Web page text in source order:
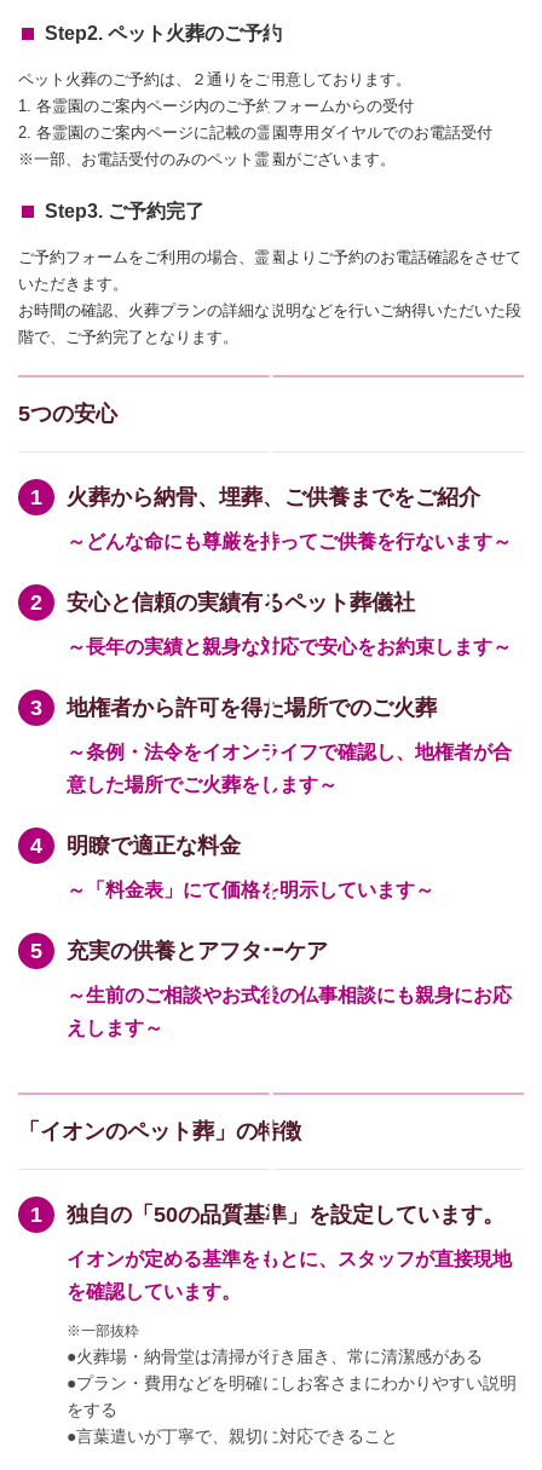
Step2. ペット火葬のご予約
ペット火葬のご予約は、２通りをご用意しております。
1. 各霊園のご案内ページ内のご予約フォームからの受付
2. 各霊園のご案内ページに記載の霊園専用ダイヤルでのお電話受付
※一部、お電話受付のみのペット霊園がございます。
Step3. ご予約完了
ご予約フォームをご利用の場合、霊園よりご予約のお電話確認をさせて
いただきます。
お時間の確認、火葬プランの詳細な説明などを行いご納得いただいた段
階で、ご予約完了となります。
5つの安心
火葬から納骨、埋葬、ご供養までをご紹介
～どんな命にも尊厳を持ってご供養を行ないます～
安心と信頼の実績有るペット葬儀社
～長年の実績と親身な対応で安心をお約束します～
地権者から許可を得た場所でのご火葬
～条例・法令をイオンライフで確認し、地権者が合
意した場所でご火葬をします～
明瞭で適正な料金
～「料金表」にて価格を明示しています～
充実の供養とアフターケア
～生前のご相談やお式後の仏事相談にも親身にお応
えします～
「イオンのペット葬」の特徴
独自の「50の品質基準」を設定しています。
イオンが定める基準をもとに、スタッフが直接現地
を確認しています。
※一部抜粋
●火葬場・納骨堂は清掃が行き届き、常に清潔感がある
●プラン・費用などを明確にしお客さまにわかりやすい説明
をする
●言葉遣いが丁寧で、親切に対応できること